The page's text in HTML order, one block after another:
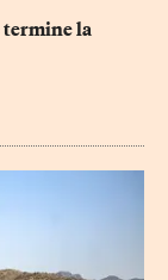
termine la